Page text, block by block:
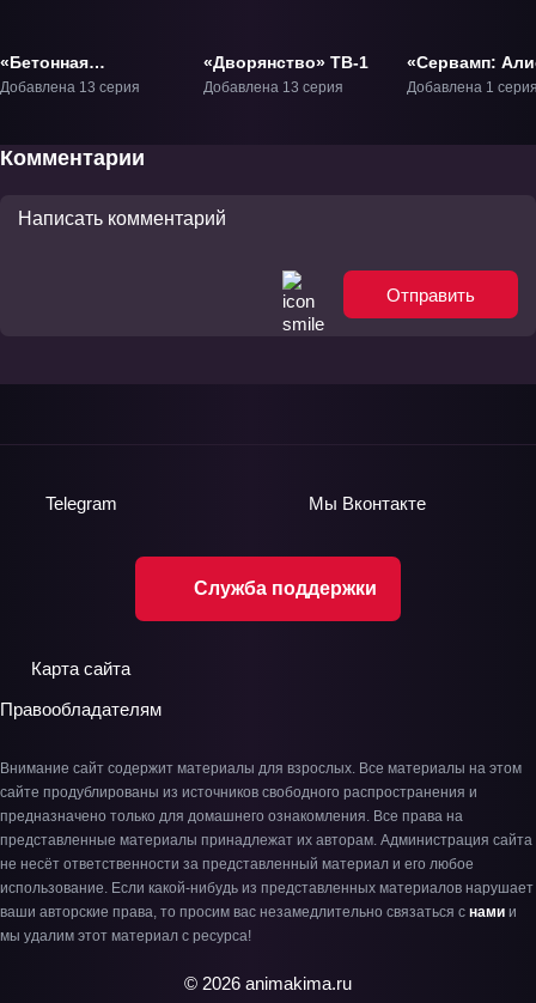
«Бетонная
революция:
Добавлена 13 серия
«Дворянство» ТВ-1
Добавлена 13 серия
«Сервамп:
саду» Фильм-1
Добавлена 1
Комментарии
Отправить
Служба поддержки
Telegram Мы Вконтакте
Карта сайта
Правообладателям
Внимание сайт содержит материалы для взрослых. Все материалы на этом
сайте продублированы из источников свободного распространения и
предназначено только для домашнего ознакомления. Все права на
представленные материалы принадлежат их авторам. Администрация сайта
не несёт ответственности за представленный материал и его любое
использование. Если какой-нибудь из представленных материалов нарушает
ваши авторские права, то просим вас незамедлительно связаться с нами и
мы удалим этот материал с ресурса!
© 2026 animakima.ru